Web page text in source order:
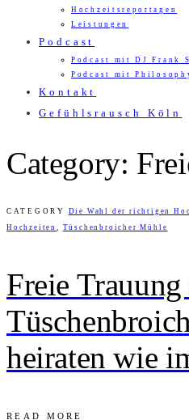
Hochzeitsreportagen
Leistungen
Podcast
Podcast mit DJ Frank
Podcast mit
Kontakt
Gefühlsrausch Köln
Category:
CATEGORY Die Wahl der richtigen
Hochzeiten , Tüschenbroicher Mühle
Freie Trauung
heiraten wie
READ MORE